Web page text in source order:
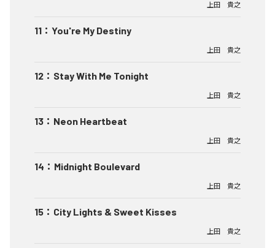
上田 貴之
11 ： You're My Destiny
上田 貴之
12 ： Stay With Me Tonight
上田 貴之
13 ： Neon Heartbeat
上田 貴之
14 ： Midnight Boulevard
上田 貴之
15 ： City Lights & Sweet Kisses
上田 貴之